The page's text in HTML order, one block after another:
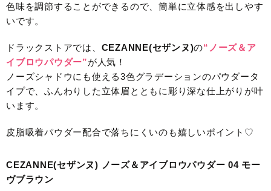
色味を調節することができるので、簡単に立体感を出しやす
いです。
ドラックストアでは、 CEZANNE(セザンヌ)の“ノーズ＆ア
イブロウパウダー”が人気！
ノーズシャドウにも使える3色グラデーションのパウダータ
イプで、ふんわりした立体眉とともに彫り深な仕上がりが叶
います。
皮脂吸着パウダー配合で落ちにくいのも嬉しいポイント♡
CEZANNE(セザンヌ) ノーズ＆アイブロウパウダー 04 モー
ヴブラウン